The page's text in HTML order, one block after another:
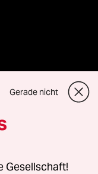
für Genehmigungen
Gerade nicht
Gesellschaft!